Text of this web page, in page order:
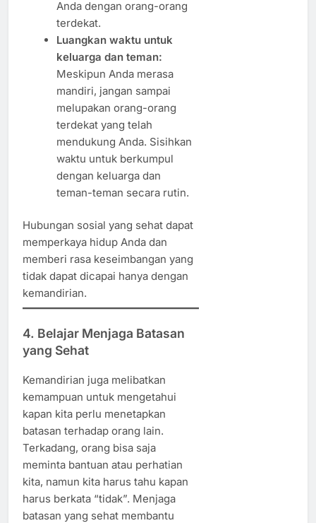
Anda dengan orang-orang
terdekat.
Luangkan waktu untuk
keluarga dan teman:
Meskipun Anda merasa
mandiri, jangan sampai
melupakan orang-orang
terdekat yang telah
mendukung Anda. Sisihkan
waktu untuk berkumpul
dengan keluarga dan
teman-teman secara rutin.
Hubungan sosial yang sehat dapat
memperkaya hidup Anda dan
memberi rasa keseimbangan yang
tidak dapat dicapai hanya dengan
kemandirian.
4. Belajar Menjaga Batasan
yang Sehat
Kemandirian juga melibatkan
kemampuan untuk mengetahui
kapan kita perlu menetapkan
batasan terhadap orang lain.
Terkadang, orang bisa saja
meminta bantuan atau perhatian
kita, namun kita harus tahu kapan
harus berkata “tidak”. Menjaga
batasan yang sehat membantu